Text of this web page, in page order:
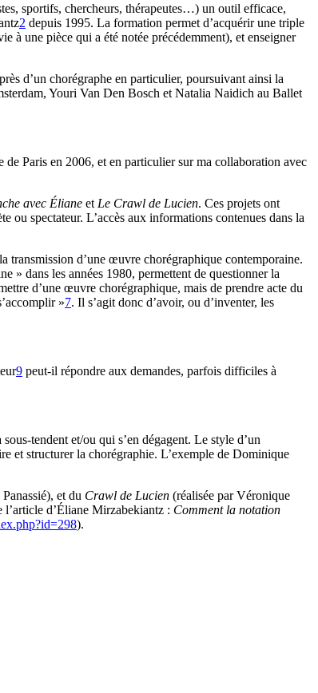
sportifs, chercheurs, thérapeutes…) un outil efficace,
2 depuis 1995. La formation permet d’acquérir une triple
à une pièce qui a été notée précédemment), et enseigner
d’un chorégraphe en particulier, poursuivant ainsi la
Youri Van Den Bosch et Natalia Naidich au Ballet
Paris en 2006, et en particulier sur ma collaboration avec
avec Éliane et Le Crawl de Lucien. Ces projets ont
ou spectateur. L’accès aux informations contenues dans la
transmission d’une œuvre chorégraphique contemporaine.
» dans les années 1980, permettent de questionner la
d’une œuvre chorégraphique, mais de prendre acte du
»7. Il s’agit donc d’avoir, ou d’inventer, les
9 peut-il répondre aux demandes, parfois difficiles à
tendent et/ou qui s’en dégagent. Le style d’un
et structurer la chorégraphie. L’exemple de Dominique
et du Crawl de Lucien (réalisée par Véronique
d’Éliane Mirzabekiantz : Comment la notation
).